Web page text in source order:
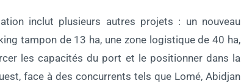
inclut plusieurs autres projets : un nouveau
tampon de 13 ha, une zone logistique de 40 ha,
les capacités du port et le positionner dans la
face à des concurrents tels que Lomé, Abidjan